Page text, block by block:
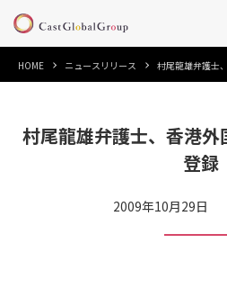
HOME ニュースリリース 村尾龍雄弁護士
村尾龍雄弁護士、香港
登録
2009年10月29日